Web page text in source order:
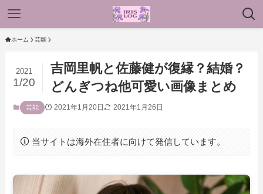
ホーム 芸能
吉岡里帆と佐藤健が復縁？結婚？
どんぎつね他可愛い画像まとめ
2021
1/20
芸能 2021年1月20日 2021年1月26日
当サイトは海外在住者に向けて発信しています。